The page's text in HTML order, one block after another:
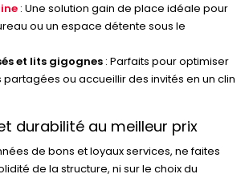
: Une solution gain de place idéale pour
ou un espace détente sous le
et lits gigognes : Parfaits pour optimiser
ou accueillir des invités en un clin
durabilité au meilleur prix
de bons et loyaux services, ne faites
de la structure, ni sur le choix du